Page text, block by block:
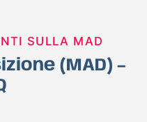
SULLA MAD
(MAD) –